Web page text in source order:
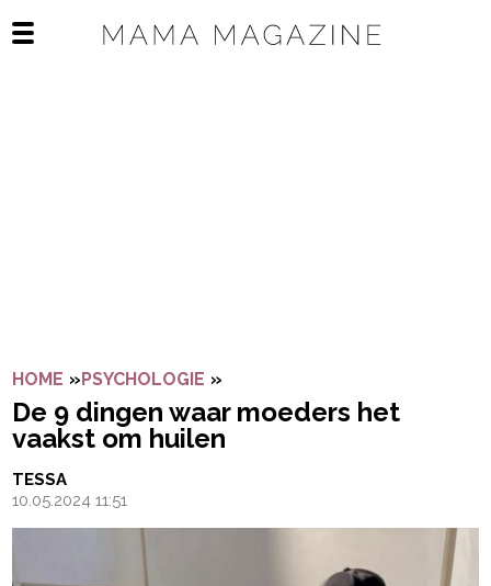
Open het mobiele menu
HOME »PSYCHOLOGIE »
De 9 dingen waar moeders het
vaakst om huilen
TESSA
10.05.2024 11:51